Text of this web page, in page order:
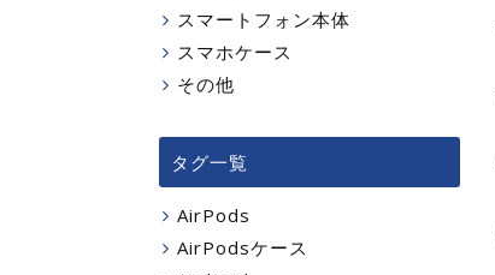
スマートフォン本体
スマホケース
その他
タグ一覧
AirPods
AirPodsケース